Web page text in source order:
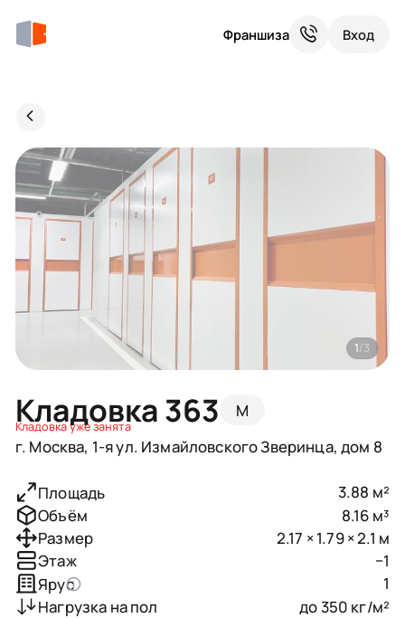
Франшиза Вход
Кладовка 363 M
Кладовка уже занята
г. Москва, 1-я ул. Измайловского Зверинца, дом 8
1/3
Площадь
3.88 м²
Объём
8.16 м³
Размер
2.17 × 1.79 × 2.1 м
Этаж
−1
Ярус
1
Нагрузка на пол
до 350 кг/м²